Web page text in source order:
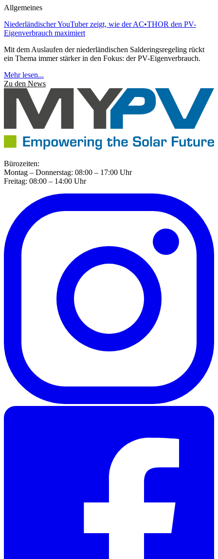
Allgemeines
Niederländischer YouTuber zeigt, wie der AC•THOR den PV-
Eigenverbrauch maximiert
Mit dem Auslaufen der niederländischen Salderingsregeling rückt
ein Thema immer stärker in den Fokus: der PV-Eigenverbrauch.
Mehr lesen...
Zu den News
Bürozeiten:
Montag – Donnerstag: 08:00 – 17:00 Uhr
Freitag: 08:00 – 14:00 Uhr